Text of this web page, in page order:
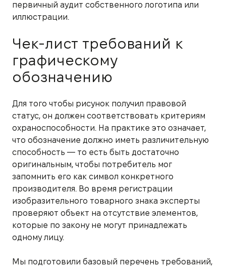
первичный аудит собственного логотипа или
иллюстрации.
Чек-лист требований к
графическому
обозначению
Для того чтобы рисунок получил правовой
статус, он должен соответствовать критериям
охраноспособности. На практике это означает,
что обозначение должно иметь различительную
способность — то есть быть достаточно
оригинальным, чтобы потребитель мог
запомнить его как символ конкретного
производителя. Во время регистрации
изобразительного товарного знака эксперты
проверяют объект на отсутствие элементов,
которые по закону не могут принадлежать
одному лицу.
Мы подготовили базовый перечень требований,